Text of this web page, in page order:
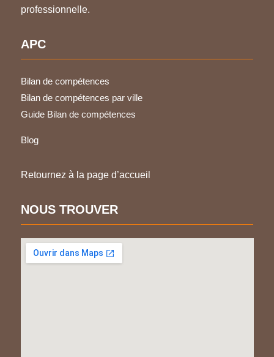
professionnelle.
APC
Bilan de compétences
Bilan de compétences par ville
Guide Bilan de compétences
Blog
Retournez à la page d’accueil
NOUS TROUVER